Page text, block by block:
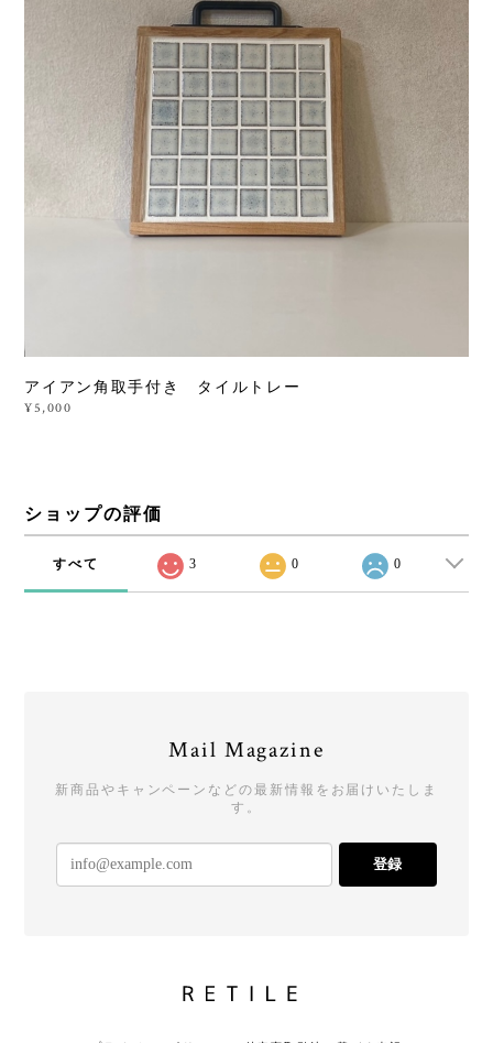
アイアン角取手付き タイルトレー
¥5,000
ショップの評価
すべて 3 0 0
Mail Magazine
新商品やキャンペーンなどの最新情報をお届けいたしま
す。
登録